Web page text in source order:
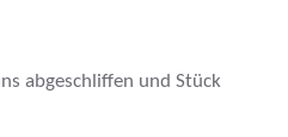
abgeschliffen und Stück